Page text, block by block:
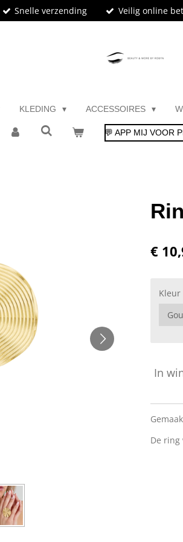
Snelle verzending Veilig online
KLEDING ACCESSOIRES
💬 APP MIJ VOOR
€
Kleur
In
De ring